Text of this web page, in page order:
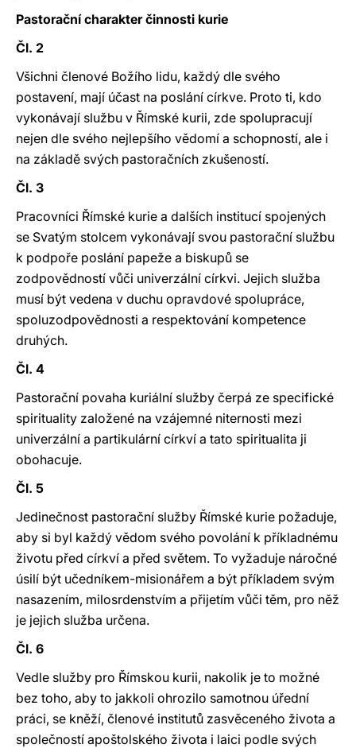
Pastorační charakter činnosti kurie
Čl. 2
Všichni členové Božího lidu, každý dle svého
postavení, mají účast na poslání církve. Proto ti, kdo
vykonávají službu v Římské kurii, zde spolupracují
nejen dle svého nejlepšího vědomí a schopností, ale i
na základě svých pastoračních zkušeností.
Čl. 3
Pracovníci Římské kurie a dalších institucí spojených
se Svatým stolcem vykonávají svou pastorační službu
k podpoře poslání papeže a biskupů se
zodpovědností vůči univerzální církvi. Jejich služba
musí být vedena v duchu opravdové spolupráce,
spoluzodpovědnosti a respektování kompetence
druhých.
Čl. 4
Pastorační povaha kuriální služby čerpá ze specifické
spirituality založené na vzájemné niternosti mezi
univerzální a partikulární církví a tato spiritualita ji
obohacuje.
Čl. 5
Jedinečnost pastorační služby Římské kurie požaduje,
aby si byl každý vědom svého povolání k příkladnému
životu před církví a před světem. To vyžaduje náročné
úsilí být učedníkem-misionářem a být příkladem svým
nasazením, milosrdenstvím a přijetím vůči těm, pro něž
je jejich služba určena.
Čl. 6
Vedle služby pro Římskou kurii, nakolik je to možné
bez toho, aby to jakkoli ohrozilo samotnou úřední
práci, se kněží, členové institutů zasvěceného života a
společností apoštolského života i laici podle svých